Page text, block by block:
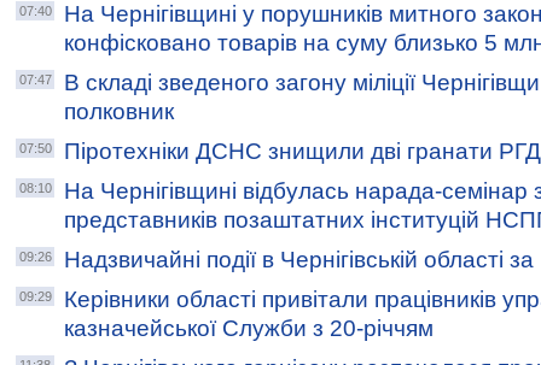
07:40
На Чернігівщині у порушників митного
конфісковано товарів на суму близько 5
07:47
В складі зведеного загону міліції
полковник
07:50 Піротехніки ДСНС знищили дві гранати
08:10
На Чернігівщині відбулась нарада-семінар
представників позаштатних інституцій
09:26 Надзвичайні події в Чернігівській області
09:29
Керівники області привітали працівників
казначейської Служби з 20-річчям